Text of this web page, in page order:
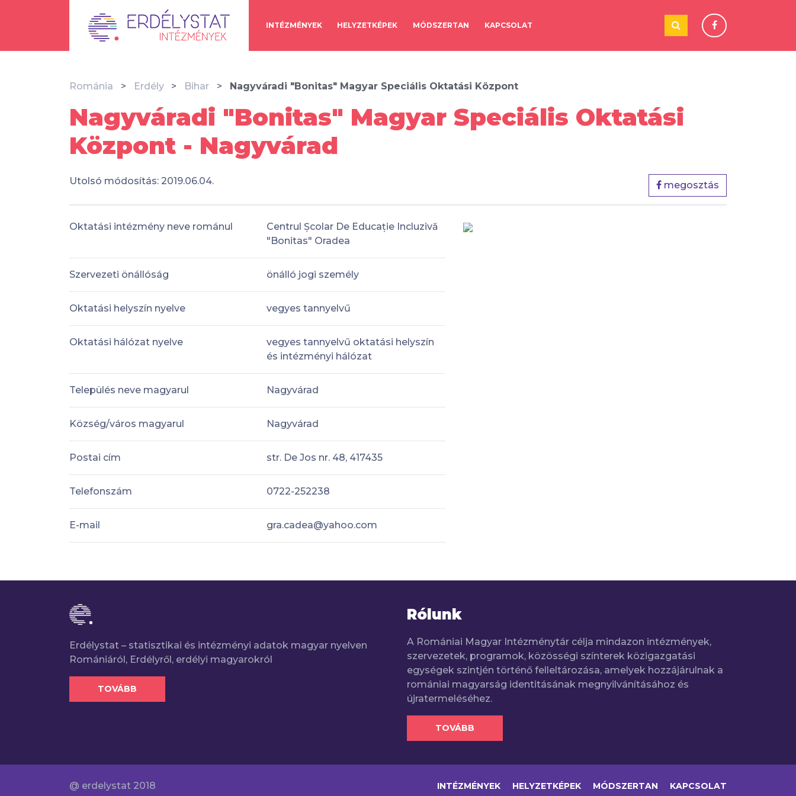
INTÉZMÉNYEK HELYZETKÉPEK MÓDSZERTAN KAPCSOLAT
Románia Erdély Bihar Nagyváradi "Bonitas" Magyar Speciális Oktatási Központ
Nagyváradi "Bonitas" Magyar Speciális Oktatási
Központ - Nagyvárad
Utolsó módosítás: 2019.06.04. megosztás
Oktatási intézmény neve románul
Centrul Școlar De Educație Incluzivă
"Bonitas" Oradea
Szervezeti önállóság önálló jogi személy
Oktatási helyszín nyelve vegyes tannyelvű
Oktatási hálózat nyelve
vegyes tannyelvű oktatási helyszín
és intézményi hálózat
Település neve magyarul Nagyvárad
Község/város magyarul Nagyvárad
Postai cím str. De Jos nr. 48, 417435
Telefonszám 0722-252238
E-mail gra.cadea@yahoo.com
Erdélystat – statisztikai és intézményi adatok magyar nyelven
Romániáról, Erdélyről, erdélyi magyarokról
TOVÁBB
Rólunk
A Romániai Magyar Intézménytár célja mindazon intézmények,
szervezetek, programok, közösségi színterek közigazgatási
egységek szintjén történő felleltározása, amelyek hozzájárulnak a
romániai magyarság identitásának megnyilvánításához és
újratermeléséhez.
TOVÁBB
@ erdelystat 2018 INTÉZMÉNYEK HELYZETKÉPEK MÓDSZERTAN KAPCSOLAT